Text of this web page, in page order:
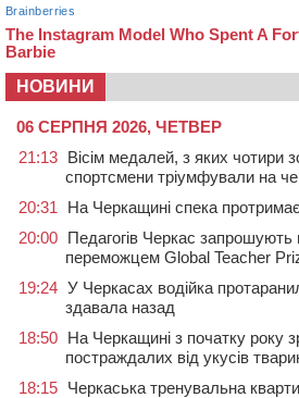
НОВИНИ
06 СЕРПНЯ 2026, ЧЕТВЕР
21:13 Вісім медалей, з яких чотири
спортсмени тріумфували на
20:31
На Черкащині спека
20:00 Педагогів Черкас запрошують
переможцем Global Teacher
19:24 У Черкасах водійка
здавала назад
18:50 На Черкащині з початку року
постраждалих від укусів
18:15 Черкаська тренувальна